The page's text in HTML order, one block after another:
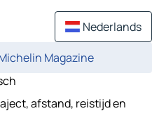
Nederlands
Magazine
afstand, reistijd en